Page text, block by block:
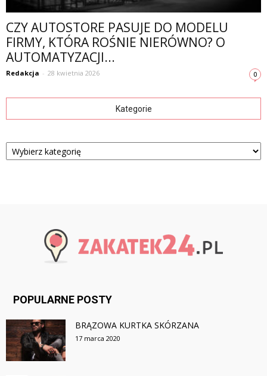
CZY AUTOSTORE PASUJE DO MODELU
FIRMY, KTÓRA ROŚNIE NIERÓWNO? O
AUTOMATYZACJI...
Redakcja - 28 kwietnia 2026 0
Kategorie
Kategorie
POPULARNE POSTY
BRĄZOWA KURTKA SKÓRZANA
17 marca 2020